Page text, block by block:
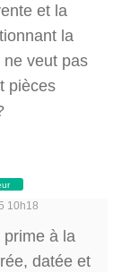
et la
la
ne veut pas
pièces
10h18
prime à la
datée et